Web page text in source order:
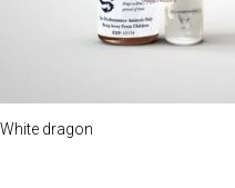
White dragon